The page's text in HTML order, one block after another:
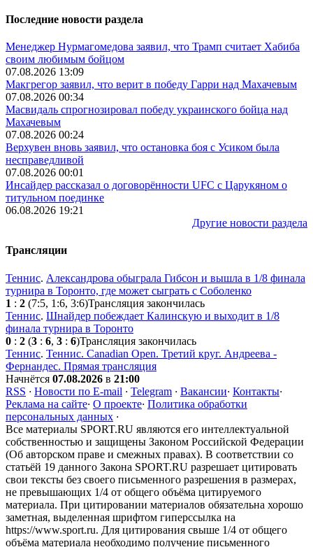
Последние новости раздела
Менеджер Нурмагомедова заявил, что Трамп считает Хабиба
своим любимым бойцом
07.08.2026 13:09
Макгрегор заявил, что верит в победу Гарри над Махачевым
07.08.2026 00:34
Масвидаль спрогнозировал победу украинского бойца над
Махачевым
07.08.2026 00:24
Верхувен вновь заявил, что остановка боя с Усиком была
несправедливой
07.08.2026 00:01
Инсайдер рассказал о договорённости UFC с Царукяном о
титульном поединке
06.08.2026 19:21
Другие новости раздела
Трансляции
Теннис. Александрова обыграла Гибсон и вышла в 1/8 финала
турнира в Торонто, где может сыграть с Соболенко
1 : 2 (7:5, 1:6, 3:6)Трансляция закончилась
Теннис. Шнайдер побеждает Калинскую и выходит в 1/8
финала турнира в Торонто
0 : 2 (3 : 6, 3 : 6)Трансляция закончилась
Теннис. Теннис. Canadian Open. Третий круг. Андреева -
Фернандес. Прямая трансляция
Начнётся 07.08.2026 в 21:00
RSS · Новости по E-mail · Telegram · Вакансии· Контакты·
Реклама на сайте· О проекте· Политика обработки
персональных данных ·
Все материалы SPORT.RU являются его интеллектуальной
собственностью и защищены Законом Российской Федерации
(Об авторском праве и смежных правах). В соответствии со
статьёй 19 данного Закона SPORT.RU разрешает цитировать
свои тексты без своего письменного разрешения в размерах,
не превышающих 1/4 от общего объёма цитируемого
материала. При цитировании материалов обязательна хорошо
заметная, выделенная шрифтом гиперссылка на
https://www.sport.ru. Для цитирования свыше 1/4 от общего
объёма материала необходимо получение письменного